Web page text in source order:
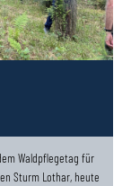
Waldpflegetag für
Sturm Lothar, heute